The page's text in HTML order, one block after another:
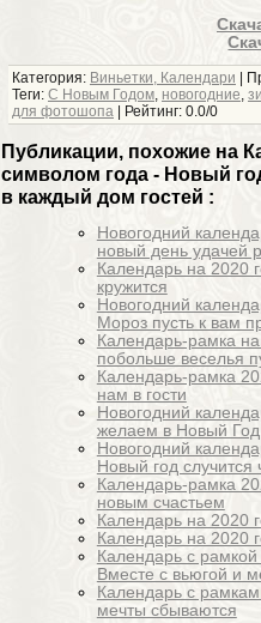
Категория: Виньетки, Календари |
Теги: С Новым Годом, новогодние
для фотошопа | Рейтинг: 0.0/0
Публикации, похожие на
символом года - Новый
в каждый дом гостей :
Новогодний
новый день удачей
Календарь на 2020
кружится
Новогодний
Мороз пусть к вам
Календарь-рамка
побольше веселья
Календарь-рамка
нам в гости
Новогодний
желаем в Новый Год
Новогодний
Новый год случится
Календарь-рамка
новым счастьем
Календарь на 2020
Календарь на 2020
Календарь с
Вместе с вьюгой и
Календарь с
мечты сбываются